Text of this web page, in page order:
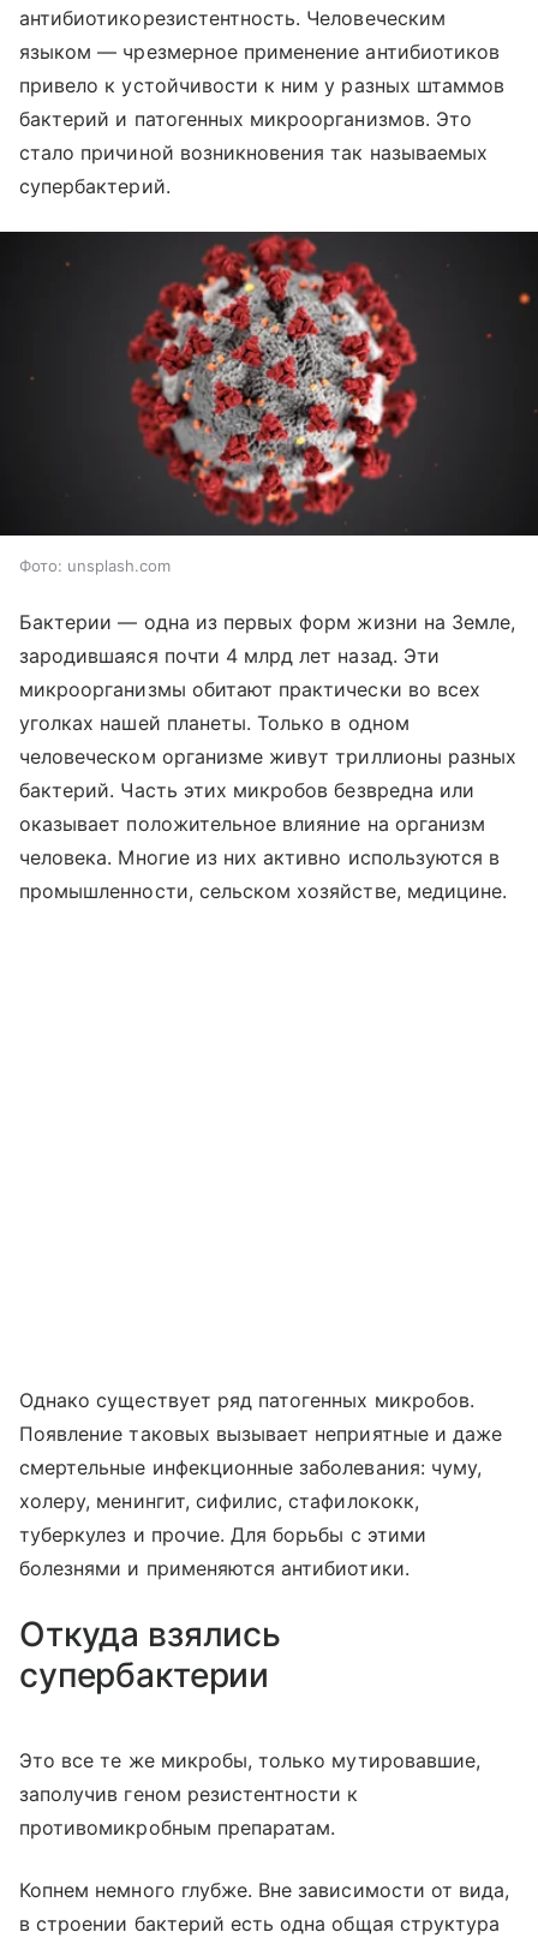
антибиотикорезистентность. Человеческим
языком — чрезмерное применение антибиотиков
привело к устойчивости к ним у разных штаммов
бактерий и патогенных микроорганизмов. Это
стало причиной возникновения так называемых
супербактерий.
Фото: unsplash.com
Бактерии — одна из первых форм жизни на Земле,
зародившаяся почти 4 млрд лет назад. Эти
микроорганизмы обитают практически во всех
уголках нашей планеты. Только в одном
человеческом организме живут триллионы разных
бактерий. Часть этих микробов безвредна или
оказывает положительное влияние на организм
человека. Многие из них активно используются в
промышленности, сельском хозяйстве, медицине.
Однако существует ряд патогенных микробов.
Появление таковых вызывает неприятные и даже
смертельные инфекционные заболевания: чуму,
холеру, менингит, сифилис, стафилококк,
туберкулез и прочие. Для борьбы с этими
болезнями и применяются антибиотики.
Откуда взялись
супербактерии
Это все те же микробы, только мутировавшие,
заполучив геном резистентности к
противомикробным препаратам.
Копнем немного глубже. Вне зависимости от вида,
в строении бактерий есть одна общая структура